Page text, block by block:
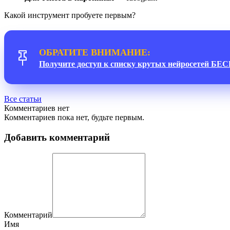
Какой инструмент пробуете первым?
ОБРАТИТЕ ВНИМАНИЕ:
Получите доступ к списку крутых нейросетей
Все статьи
Комментариев нет
Комментариев пока нет, будьте первым.
Добавить комментарий
Комментарий
Имя